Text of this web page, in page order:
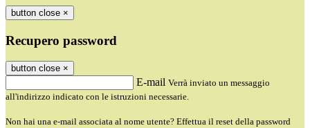
button close ×
Recupero password
button close ×
E-mail Verrà inviato un messaggio
all'indirizzo indicato con le istruzioni necessarie.
Non hai una e-mail associata al nome utente? Effettua il reset della password